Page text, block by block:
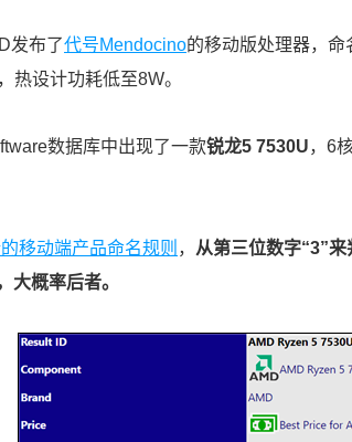
发布了代号Mendocino的移动版处理器，命
热设计功耗低至8W。
数据库中出现了一款锐龙5 7530U，6
移动端产品命名规则 ， 从第三位数字“3”
大概率后者。